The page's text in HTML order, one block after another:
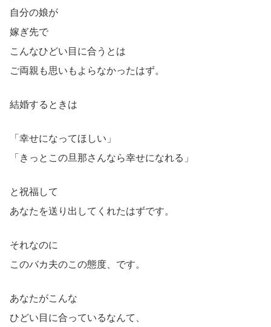
自分の娘が
嫁ぎ先で
こんなひどい目に合うとは
ご両親も思いもよらなかったはず。
結婚するときは
「幸せになってほしい」
「きっとこの旦那さんなら幸せになれる」
と祝福して
あなたを送り出してくれたはずです。
それなのに
このバカ夫のこの態度、です。
あなたがこんな
ひどい目に合っているなんて、